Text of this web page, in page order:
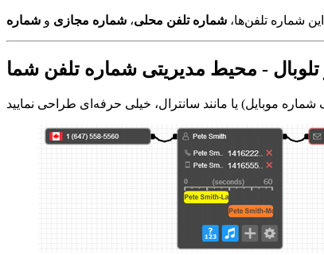
شماره تلفن‌ها، شماره تلفن محلی، شماره مجازی و
تلوبال - محیط مدیریتی شماره تلفن شما